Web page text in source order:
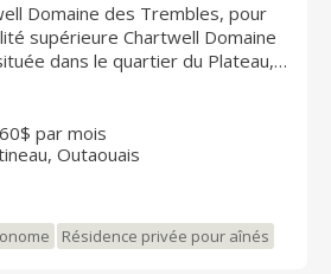
Domaine des Trembles, pour
Chartwell Domaine
dans le quartier du Plateau, à
de Hull. Donnant accès au
à de nombreux commerces,
de la vie urbaine, près de
chez eux dans notre
raffinée. Réputée pour sa
son service de qualité
chez nous dans une ambiance
par mois
Outaouais
Résidence privée pour aînés